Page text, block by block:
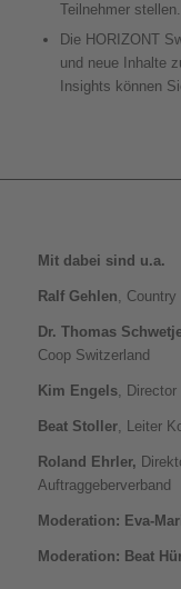
Teilnehmer stellen.
Die HORIZONT
und neue Inhalte
Insights können
Mit dabei sind u.a.
Ralf Gehlen ,
Dr. Thomas
Coop Switzerland
Kim Engels, Director
Beat Stoller, Leiter
Roland Ehrler,
Auftraggeberverband
Moderation: Eva-
Moderation: Beat